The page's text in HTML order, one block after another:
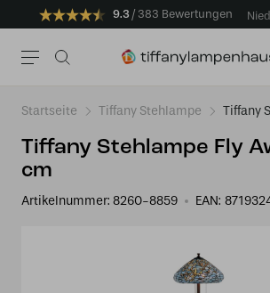
9.3 383 Bewertungen
Startseite Tiffany Stehlampe Tiffany
Tiffany Stehlampe Fly
cm
Artikelnummer: 8260-8859 EAN: